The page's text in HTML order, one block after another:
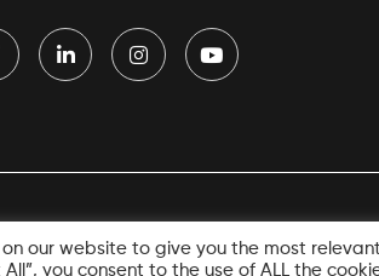
on our website to give you the most
All”, you consent to the use of ALL the